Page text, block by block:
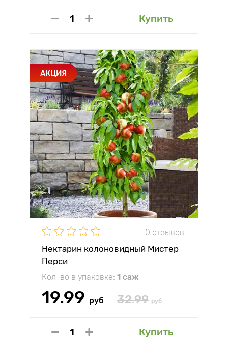
Купить
АКЦИЯ
0 отзывов
Нектарин колоновидный Мистер
Перси
Кол-во в упаковке: 1 саж
19.99 руб 32.99 руб
Купить